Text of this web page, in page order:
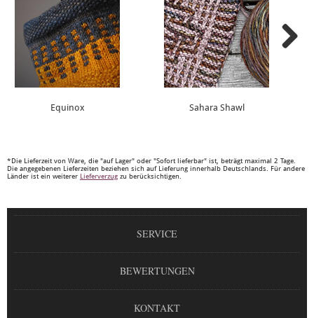
Equinox Sahara Shawl
*Die Lieferzeit von Ware, die "auf Lager" oder "Sofort lieferbar" ist, beträgt maximal 2 Tage.
Die angegebenen Lieferzeiten beziehen sich auf Lieferung innerhalb Deutschlands. Für andere
Länder ist ein weiterer Lieferverzug zu berücksichtigen.
SERVICE
BEWERTUNGEN
KONTAKT